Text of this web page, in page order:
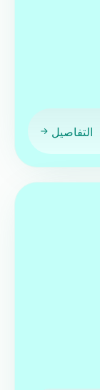
التفاصيل